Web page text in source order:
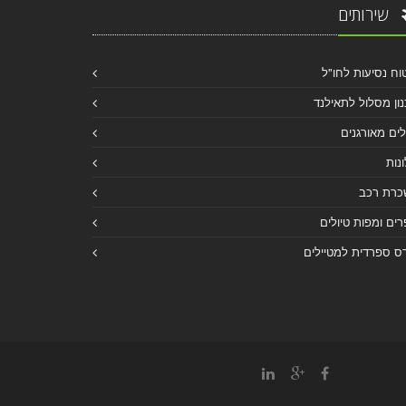
שירותים
נסיעות לחו"ל
מסלול לתאילנד
מאורגנים
רכב
ומפות טיולים
ספרדית למטיילים